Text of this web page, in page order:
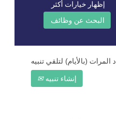
إظهار خيارات أكثر
إنشاء تنبيه